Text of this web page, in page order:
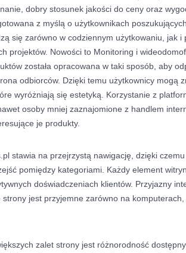
dobry stosunek jakości do ceny oraz
z myślą o użytkownikach
się zarówno w codziennym użytkowaniu, jak i
projektów. Nowości to Monitoring i
została opracowana w taki sposób, aby
odbiorców. Dzięki temu użytkownicy mogą
wyróżniają się estetyką. Korzystanie z
osoby mniej zaznajomione z handlem
je produkty.
stawia na przejrzystą nawigację, dzięki
pomiędzy kategoriami. Każdy element
doświadczeniach klientów. Przyjazny
strony jest przyjemne zarówno na
zalet strony jest różnorodność